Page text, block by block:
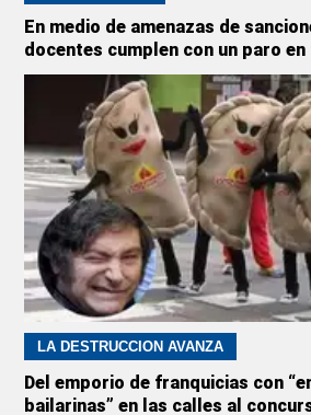
En medio de amenazas de
docentes cumplen con un paro
LA DESTRUCCIÓN AVANZA
Del emporio de franquicias con
bailarinas” en las calles al